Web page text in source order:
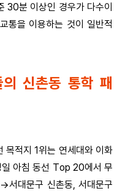
30분 이상인 경우가 다수이
통을 이용하는 것이 일반적
신촌동 통학 패
적지 1위는 연세대와 이화
일 아침 동선 Top 20에서 무
서대문구 신촌동, 서대문구